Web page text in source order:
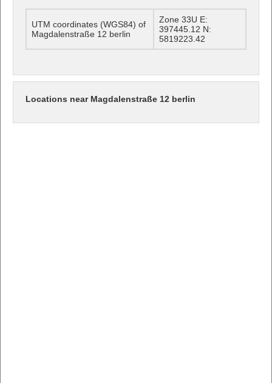
UTM coordinates (WGS84) of
Magdalenstraße 12 berlin
Zone 33U E:
397445.12 N:
5819223.42
Locations near Magdalenstraße 12 berlin